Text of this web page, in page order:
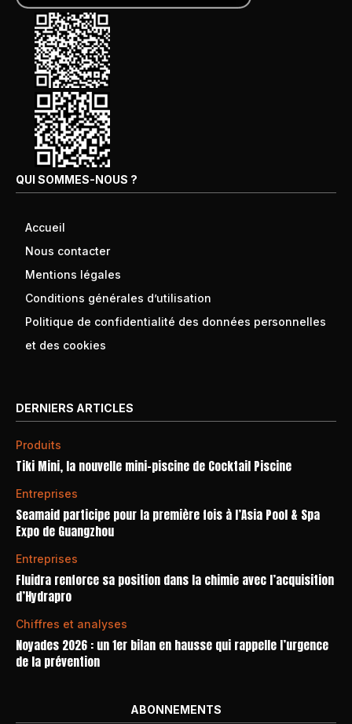
QUI SOMMES-NOUS ?
Accueil
Nous contacter
Mentions légales
Conditions générales d’utilisation
Politique de confidentialité des données personnelles
et des cookies
DERNIERS ARTICLES
Produits
Tiki Mini, la nouvelle mini-piscine de Cocktail Piscine
Entreprises
Seamaid participe pour la première fois à l’Asia Pool & Spa
Expo de Guangzhou
Entreprises
Fluidra renforce sa position dans la chimie avec l’acquisition
d’Hydrapro
Chiffres et analyses
Noyades 2026 : un 1er bilan en hausse qui rappelle l’urgence
de la prévention
ABONNEMENTS